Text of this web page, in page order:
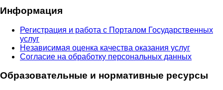
Информация
Регистрация и работа с Порталом Государственных
услуг
Независимая оценка качества оказания услуг
Согласие на обработку персональных данных
Образовательные и нормативные ресурсы